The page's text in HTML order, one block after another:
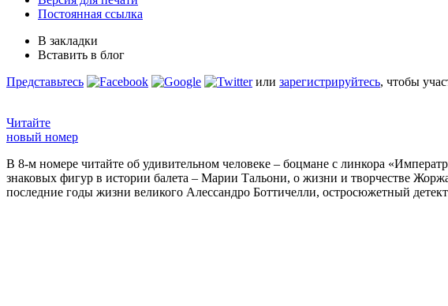
Постоянная ссылка
В закладки
Вставить в блог
Представьтесь
или зарегистрируйтесь, чтобы
Читайте
новый номер
В 8-м номере читайте об удивительном человеке – боцмане с линкора
знаковых фигур в истории балета – Марии Тальони, о жизни и творчестве
последние годы жизни великого Алессандро Боттичелли, остросюжетный